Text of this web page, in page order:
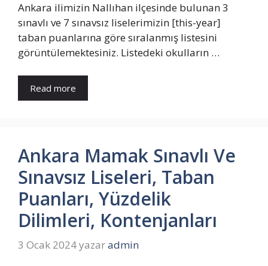
Ankara ilimizin Nallıhan ilçesinde bulunan 3
sınavlı ve 7 sınavsız liselerimizin [this-year]
taban puanlarına göre sıralanmış listesini
görüntülemektesiniz. Listedeki okulların …
Read more
Ankara Mamak Sınavlı Ve
Sınavsız Liseleri, Taban
Puanları, Yüzdelik
Dilimleri, Kontenjanları
3 Ocak 2024yazaradmin